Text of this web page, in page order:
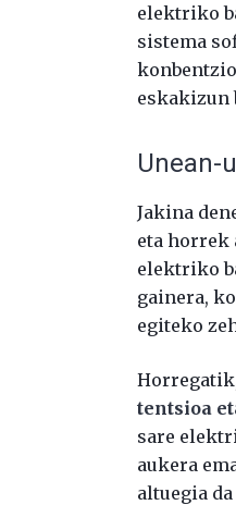
elektriko
sistema
eskakizun
Unean-
Jakina
eta horrek
elektriko
gainera,
egiteko
tentsioa
sare
aukera
altuegia